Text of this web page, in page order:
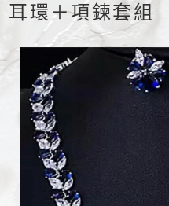
耳環＋項鍊套組